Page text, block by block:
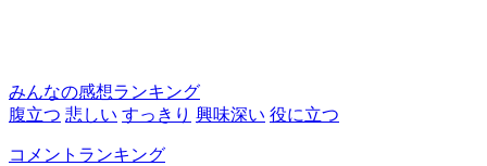
みんなの感想ランキング
腹立つ 悲しい すっきり 興味深い 役に立つ
コメントランキング